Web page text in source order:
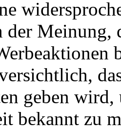
der
geben wird,
bekannt zu